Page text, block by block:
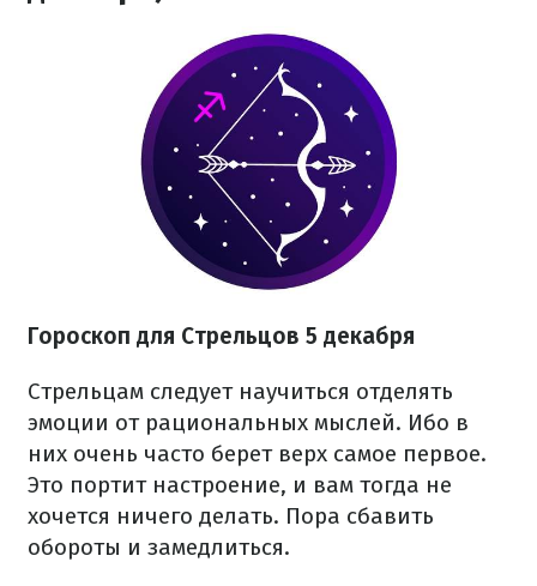
Гороскоп для Стрельцов 5 декабря
Стрельцам следует научиться отделять
эмоции от рациональных мыслей. Ибо в
них очень часто берет верх самое первое.
Это портит настроение, и вам тогда не
хочется ничего делать. Пора сбавить
обороты и замедлиться.